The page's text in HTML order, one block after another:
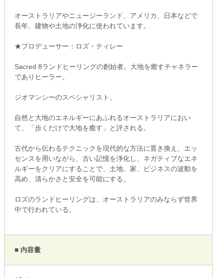
オーストラリアやニュージーランド、アメリカ、日本などで
長年、建物や土地の浄化に使われています。
★プロデューサー：ロズ・ティレー
Sacred 8ランドヒーリングの創始者。大地を癒すチャネラー
でありヒーラー。
ジオマンシーのスペシャリスト。
自然と大地のエネルギーにあふれるオーストラリアにおい
て、「歩くだけで大地を癒す」と評される。
古代から伝わるテクニックを現代的な方法に置き換え、エッ
センスを用いながら、古い記憶を浄化し、ネガティブなエネ
ルギーをクリアにすることで、土地、家、ビジネスの波動を
高め、清らかさと安全を可能にする。
ロズのランドヒーリングは、オーストラリアのみならず世界
中で行われている。
■ 内容量